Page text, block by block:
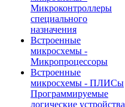
Микроконтроллеры
специального
назначения
Встроенные
микросхемы -
Микропроцессоры
Встроенные
микросхемы - ПЛИСы
Программируемые
логические устройства